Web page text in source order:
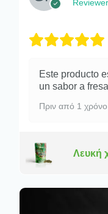
Reviewer
Este producto
un sabor a
Πριν από 1 χρόνο
Λευκή